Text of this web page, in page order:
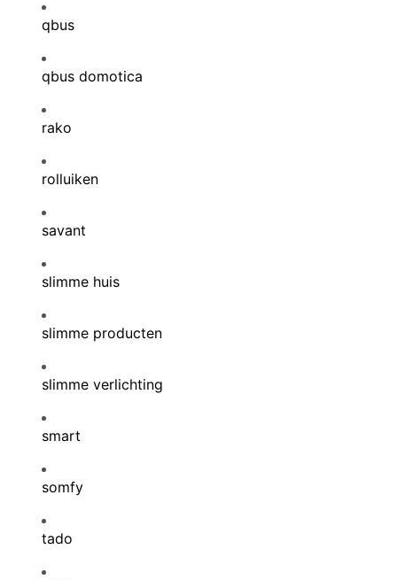
qbus
qbus domotica
rako
rolluiken
savant
slimme huis
slimme producten
slimme verlichting
smart
somfy
tado